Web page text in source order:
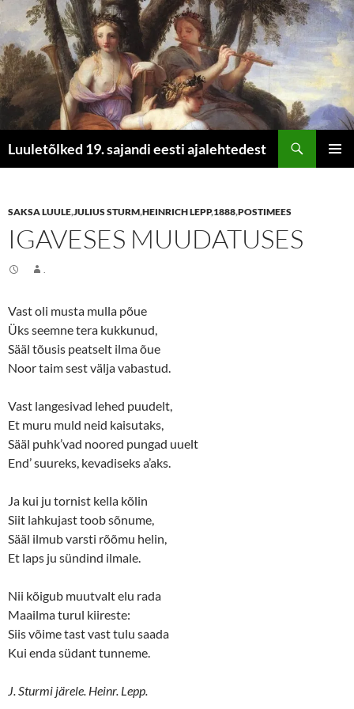
Luuletõlked 19. sajandi eesti ajalehtedest
SAKSA LUULE,JULIUS STURM,HEINRICH LEPP,1888,POSTIMEES
IGAVESES MUUDATUSES
Vast oli musta mulla põue
Üks seemne tera kukkunud,
Sääl tõusis peatselt ilma õue
Noor taim sest välja vabastud.
Vast langesivad lehed puudelt,
Et muru muld neid kaisutaks,
Sääl puhk’vad noored pungad uuelt
End’ suureks, kevadiseks a’aks.
Ja kui ju tornist kella kõlin
Siit lahkujast toob sõnume,
Sääl ilmub varsti rõõmu helin,
Et laps ju sündind ilmale.
Nii kõigub muutvalt elu rada
Maailma turul kiireste:
Siis võime tast vast tulu saada
Kui enda südant tunneme.
J. Sturmi järele. Heinr. Lepp.